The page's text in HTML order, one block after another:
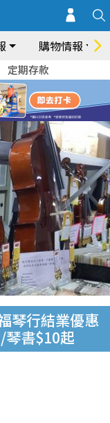
購物情報
定期存款
琴行結業優惠
書$10起